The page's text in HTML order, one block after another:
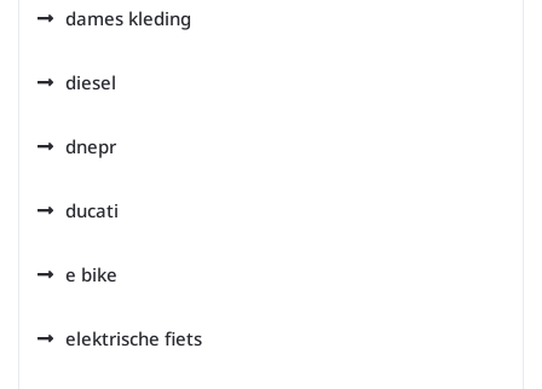
dames kleding
diesel
dnepr
ducati
e bike
elektrische fiets